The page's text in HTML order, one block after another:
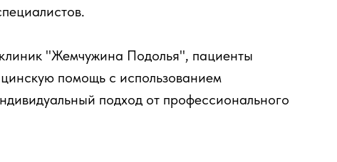
"Жемчужина Подолья", пациенты
помощь с использованием
подход от профессионального